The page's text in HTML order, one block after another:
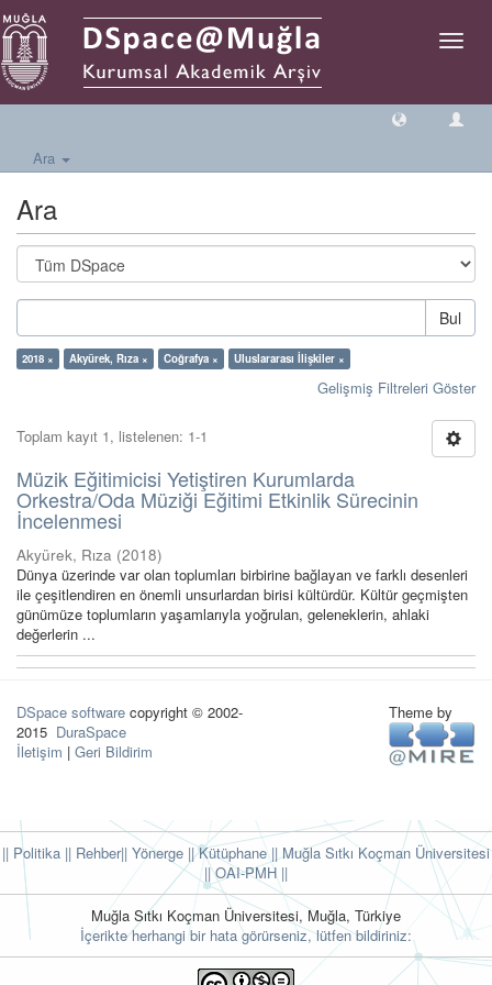
Geçiş
Ara
Ara
Bul
2018 × Akyürek, Rıza × Coğrafya × Uluslararası İlişkiler ×
Gelişmiş Filtreleri Göster
Toplam kayıt 1, listelenen: 1-1
Müzik Eğitimicisi Yetiştiren Kurumlarda
Orkestra/Oda Müziği Eğitimi Etkinlik Sürecinin
İncelenmesi
Akyürek, Rıza (2018)
Dünya üzerinde var olan toplumları birbirine bağlayan ve farklı desenleri
ile çeşitlendiren en önemli unsurlardan birisi kültürdür. Kültür geçmişten
günümüze toplumların yaşamlarıyla yoğrulan, geleneklerin, ahlaki
değerlerin ...
DSpace software copyright © 2002-
2015 DuraSpace
İletişim | Geri Bildirim
Theme by
|| Politika || Rehber|| Yönerge || Kütüphane|| Muğla Sıtkı Koçman Üniversitesi
||OAI-PMH ||
Muğla Sıtkı Koçman Üniversitesi, Muğla, Türkiye
İçerikte herhangi bir hata görürseniz, lütfen bildiriniz: